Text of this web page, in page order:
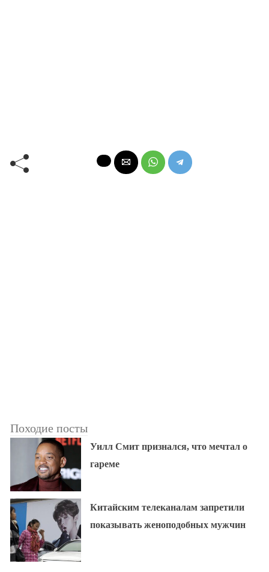
Походие посты
Уилл Смит признался, что мечтал о
гареме
Китайским телеканалам запретили
показывать женоподобных мужчин